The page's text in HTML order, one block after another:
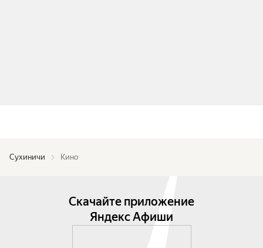
Сухиничи Кино
Скачайте приложение
Яндекс Афиши